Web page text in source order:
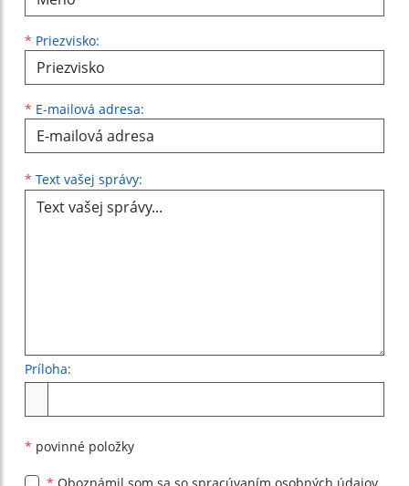
* Priezvisko:
* E-mailová adresa:
* Text vašej správy:
Príloha:
* povinné položky